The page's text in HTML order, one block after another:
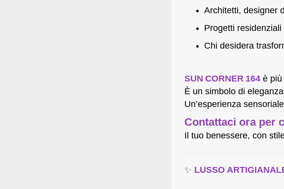
Architetti, designer
Progetti
Chi desidera
SUN CORNER 164 è più
È un simbolo di
Un’esperienza
Contattaci ora per
Il tuo benessere, con
✨ LUSSO